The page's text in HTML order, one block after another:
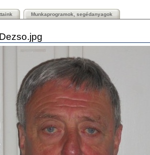
Munkaprogramok, segédanyagok